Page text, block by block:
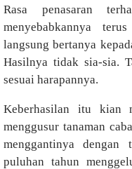
Rasa penasaran
menyebabkannya
langsung bertanya
Hasilnya tidak sia-sia.
sesuai harapannya.
Keberhasilan itu kian
menggusur tanaman
menggantinya dengan
puluhan tahun